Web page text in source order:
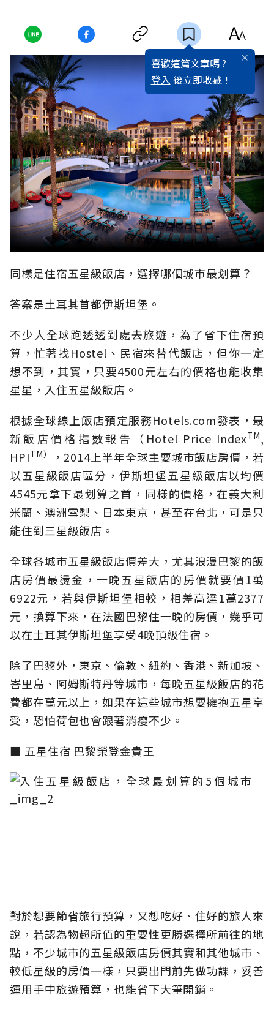
喜歡這篇文章嗎 ?
登入 後立即收藏 !
同樣是住宿五星級飯店，選擇哪個城市最划算？
答案是土耳其首都伊斯坦堡。
不少人全球跑透透到處去旅遊，為了省下住宿預
算，忙著找Hostel、民宿來替代飯店，但你一定
想不到，其實，只要4500元左右的價格也能收集
星星，入住五星級飯店。
根據全球線上飯店預定服務Hotels.com發表，最
新飯店價格指數報告（Hotel Price IndexTM,
HPITM）
，2014上半年全球主要城市飯店房價，若
以五星級飯店區分，伊斯坦堡五星級飯店以均價
4545元拿下最划算之首，同樣的價格，在義大利
米蘭、澳洲雪梨、日本東京，甚至在台北，可是只
能住到三星級飯店。
全球各城市五星級飯店價差大，尤其浪漫巴黎的飯
店房價最燙金，一晚五星飯店的房價就要價1萬
6922元，若與伊斯坦堡相較，相差高達1萬2377
元，換算下來，在法國巴黎住一晚的房價，幾乎可
以在土耳其伊斯坦堡享受4晚頂級住宿。
除了巴黎外，東京、倫敦、紐約、香港、新加坡、
峇里島、阿姆斯特丹等城市，每晚五星級飯店的花
費都在萬元以上，如果在這些城市想要擁抱五星享
受，恐怕荷包也會跟著消瘦不少。
■ 五星住宿 巴黎榮登金貴王
對於想要節省旅行預算，又想吃好、住好的旅人來
說，若認為物超所值的重要性更勝選擇所前往的地
點，不少城市的五星級飯店房價其實和其他城市、
較低星級的房價一樣，只要出門前先做功課，妥善
運用手中旅遊預算，也能省下大筆開銷。